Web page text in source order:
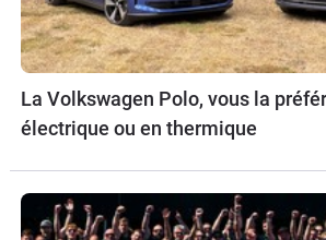
La Volkswagen Polo, vous la
électrique ou en thermique